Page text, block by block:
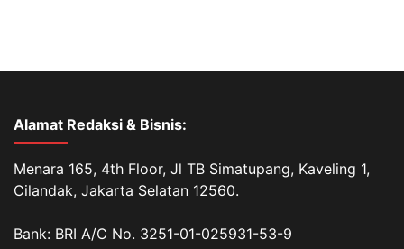
Alamat Redaksi & Bisnis:
Menara 165, 4th Floor, Jl TB Simatupang, Kaveling 1,
Cilandak, Jakarta Selatan 12560.
Bank: BRI A/C No. 3251-01-025931-53-9